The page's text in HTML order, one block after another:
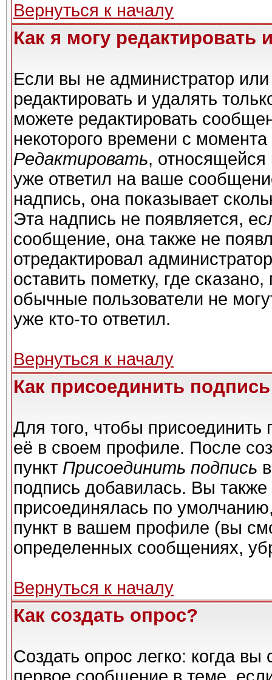
Вернуться к началу
Как я могу
Если вы не администратор
редактировать и удалять
можете редактировать
некоторого времени с
Редактировать,
уже ответил на ваше
надпись, она показывает
Эта надпись не появляется,
сообщение, она также не
отредактировал
оставить пометку, где
обычные пользователи не
уже кто-то ответил.
Вернуться к началу
Как присоединить
Для того, чтобы
её в своем профиле. После
пункт Присоединить подпись
подпись добавилась. Вы
присоединялась по
пункт в вашем профиле (вы
определенных сообщениях,
Вернуться к началу
Как создать опрос?
Создать опрос легко: когда вы